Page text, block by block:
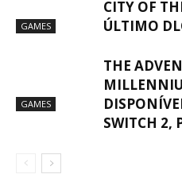
GAMES
CITY OF
ÚLTIMO
GAMES
THE
SWITCH 2,